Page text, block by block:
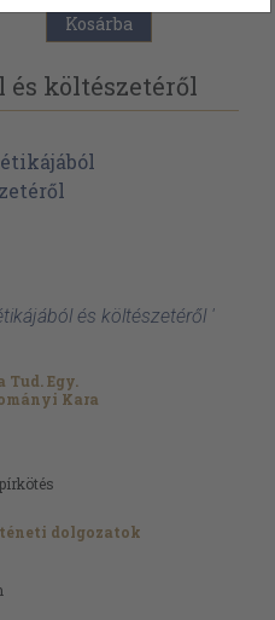
Kosárba
és költészetéről
és költészetéről '
Egy.
Kara
dolgozatok